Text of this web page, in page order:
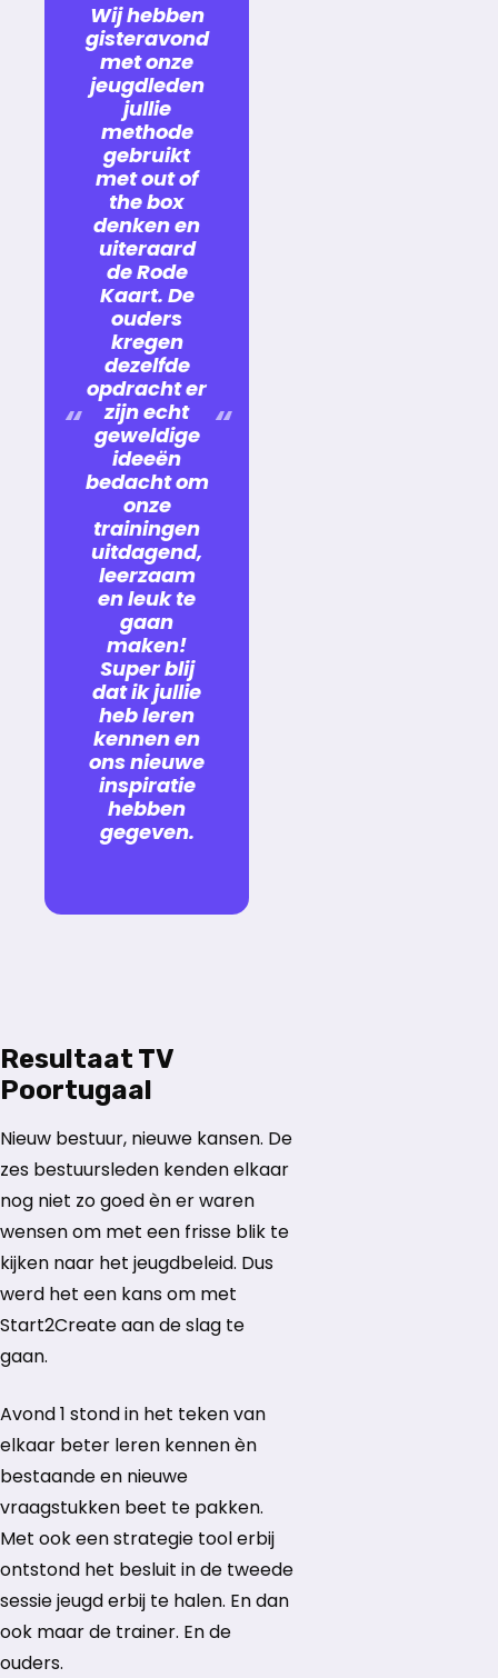
Wij hebben
gisteravond
met onze
jeugdleden
jullie
methode
gebruikt
met out of
the box
denken en
uiteraard
de Rode
Kaart. De
ouders
kregen
dezelfde
opdracht er
zijn echt
geweldige
ideeën
bedacht om
onze
trainingen
uitdagend,
leerzaam
en leuk te
gaan
maken!
Super blij
dat ik jullie
heb leren
kennen en
ons nieuwe
inspiratie
hebben
gegeven.
Resultaat TV
Poortugaal
Nieuw bestuur, nieuwe kansen. De
zes bestuursleden kenden elkaar
nog niet zo goed èn er waren
wensen om met een frisse blik te
kijken naar het jeugdbeleid. Dus
werd het een kans om met
Start2Create aan de slag te
gaan.
Avond 1 stond in het teken van
elkaar beter leren kennen èn
bestaande en nieuwe
vraagstukken beet te pakken.
Met ook een strategie tool erbij
ontstond het besluit in de tweede
sessie jeugd erbij te halen. En dan
ook maar de trainer. En de
ouders.